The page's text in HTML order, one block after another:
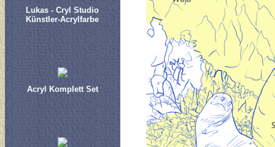
Lukas - Cryl Studio
Künstler-Acrylfarbe
Acryl Komplett Set